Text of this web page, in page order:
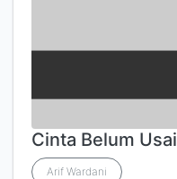
Cinta Belum Usai
Arif Wardani